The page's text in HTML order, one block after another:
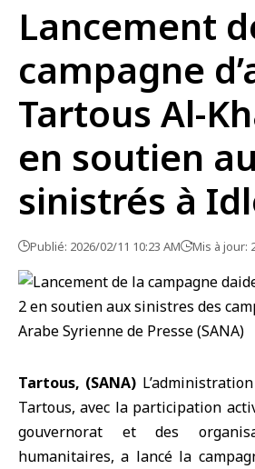
Lancement
campagne
Tartous Al-
en soutien
sinistrés à
Publié: 2026/02/11 10:23 AM Mis à jour:
Tartous, (SANA)
Tartous, avec la participation
gouvernorat et des
humanitaires, a lancé la